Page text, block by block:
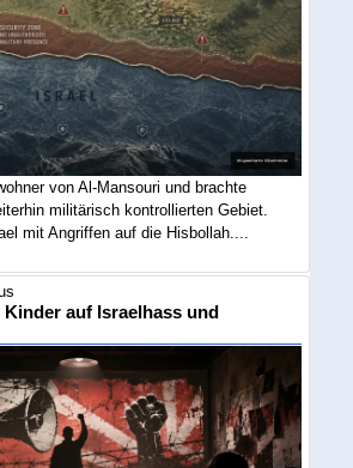
von Al-Mansouri und brachte
militärisch kontrollierten Gebiet.
mit Angriffen auf die Hisbollah....
auf Israelhass und